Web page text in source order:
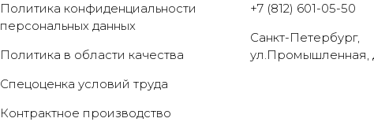
Политика конфиденциальности
персональных данных
Политика в области качества
Cпецоценка условий труда
Контрактное производство
+7 (812) 601-05-50
Санкт-Петербург,
ул.Промышленная,